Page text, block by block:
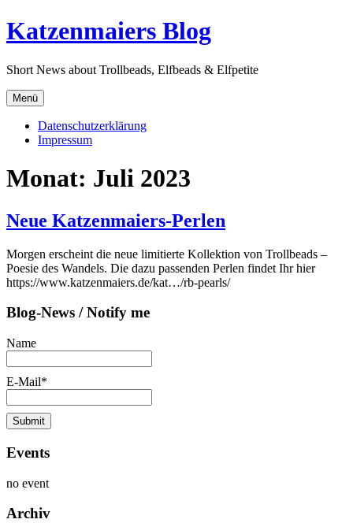
Direkt
zum
Katzenmaiers Blog
Short News about Trollbeads, Elfbeads & Elfpetite
Menü
Datenschutzerklärung
Impressum
Monat: Juli 2023
Neue Katzenmaiers-Perlen
Morgen erscheint die neue limitierte Kollektion von Trollbeads –
Poesie des Wandels. Die dazu passenden Perlen findet Ihr hier
https://www.katzenmaiers.de/kat…/rb-pearls/
Blog-News / Notify me
Name
E-Mail*
Events
no event
Archiv